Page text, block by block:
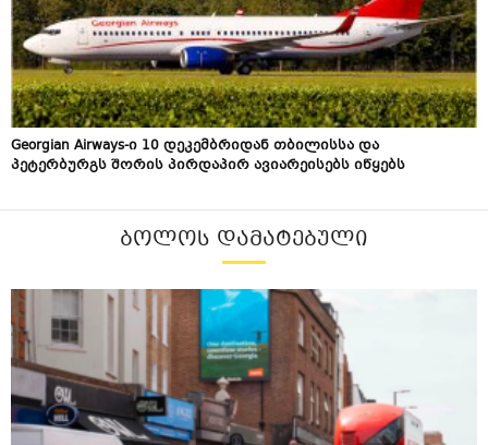
Georgian Airways-ი 10 დეკემბრიდან თბილისსა და
პეტერბურგს შორის პირდაპირ ავიარეისებს იწყებს
ᲑᲝᲚᲝᲡ ᲓᲐᲛᲐᲢᲔᲑᲣᲚᲘ